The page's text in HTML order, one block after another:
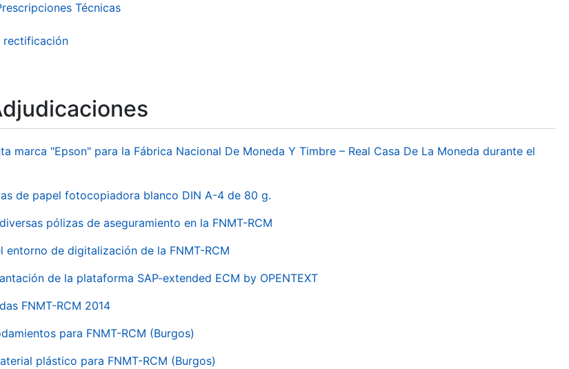
Técnicas
rectificación
marca "Epson" para la Fábrica Nacional De Moneda Y Timbre – Real Casa De La Moneda durante el
de papel fotocopiadora blanco DIN A-4 de 80 g.
pólizas de aseguramiento en la FNMT-RCM
entorno de digitalización de la FNMT-RCM
de la plataforma SAP-extended ECM by OPENTEXT
FNMT-RCM 2014
para FNMT-RCM (Burgos)
plástico para FNMT-RCM (Burgos)